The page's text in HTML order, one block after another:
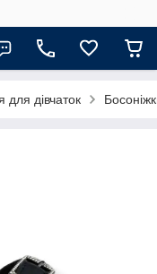
для дівчаток